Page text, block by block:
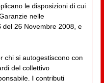
le disposizioni di cui
nelle
del 26 Novembre 2008, e
chi si autogestiscono con
del collettivo
I contributi